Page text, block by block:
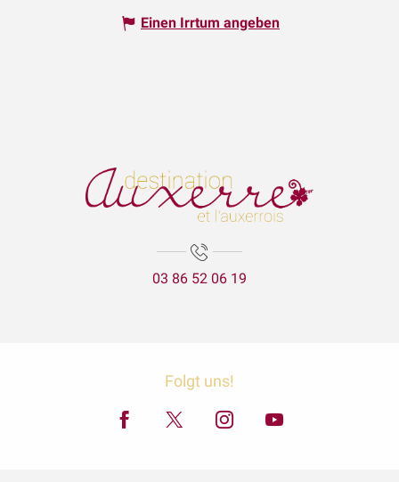
Einen Irrtum angeben
03 86 52 06 19
Folgt uns!